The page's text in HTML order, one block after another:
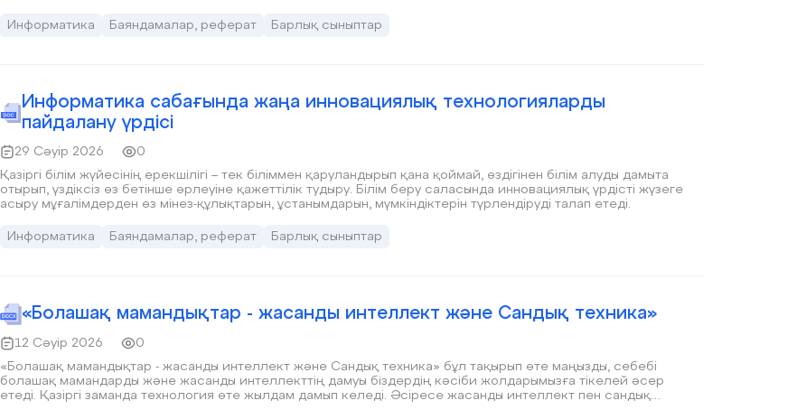
құмар ойындарын психиканың бұзылуына әкеліп соқтыратын, адам ағзасына қауіпті ойындардың қатарына
енгізді.
Информатика Баяндамалар, реферат Барлық сыныптар
Информатика сабағында жаңа инновациялық технологияларды
пайдалану үрдісі
29 Сәуір 2026
0
Қазіргі білім жүйесінің ерекшілігі – тек біліммен қаруландырып қана қоймай, өздігінен білім алуды дамыта
отырып, үздіксіз өз бетінше өрлеуіне қажеттілік тудыру. Бiлiм беру саласында инновациялық үрдiстi жүзеге
асыру мұғалiмдерден өз мінез-құлықтарын, ұстанымдарын, мүмкіндіктерін түрлендiрудi талап eтедi.
Информатика Баяндамалар, реферат Барлық сыныптар
«Болашақ мамандықтар - жасанды интеллект және Сандық техника»
12 Сәуір 2026
0
«Болашақ мамандықтар - жасанды интеллект және Сандық техника» бұл тақырып өте маңызды, себебі
болашақ мамандарды және жасанды интеллекттің дамуы біздердің кәсіби жолдарымызға тікелей әсер
етеді. Қазіргі заманда технология өте жылдам дамып келеді. Әсіресе жасанды интеллект пен сандық